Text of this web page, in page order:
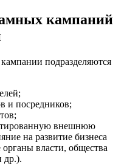
кампаний
кампании подразделяются
и посредников;
внешнюю
на развитие бизнеса
власти, общества
др.).